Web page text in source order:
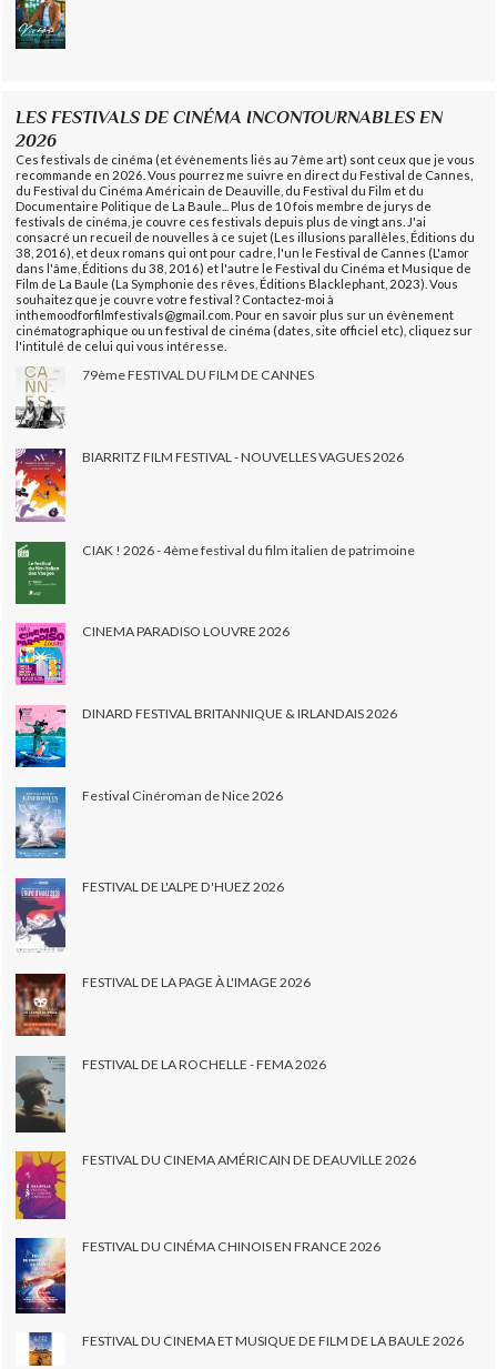
LES FESTIVALS DE CINÉMA INCONTOURNABLES EN
2026
Ces festivals de cinéma (et évènements liés au 7ème art) sont ceux que je vous
recommande en 2026. Vous pourrez me suivre en direct du Festival de Cannes,
du Festival du Cinéma Américain de Deauville, du Festival du Film et du
Documentaire Politique de La Baule... Plus de 10 fois membre de jurys de
festivals de cinéma, je couvre ces festivals depuis plus de vingt ans. J'ai
consacré un recueil de nouvelles à ce sujet (Les illusions parallèles, Éditions du
38, 2016), et deux romans qui ont pour cadre, l'un le Festival de Cannes (L'amor
dans l'âme, Éditions du 38, 2016) et l'autre le Festival du Cinéma et Musique de
Film de La Baule (La Symphonie des rêves, Éditions Blacklephant, 2023). Vous
souhaitez que je couvre votre festival ? Contactez-moi à
inthemoodforfilmfestivals@gmail.com. Pour en savoir plus sur un évènement
cinématographique ou un festival de cinéma (dates, site officiel etc), cliquez sur
l'intitulé de celui qui vous intéresse.
79ème FESTIVAL DU FILM DE CANNES
BIARRITZ FILM FESTIVAL - NOUVELLES VAGUES 2026
CIAK ! 2026 - 4ème festival du film italien de patrimoine
CINEMA PARADISO LOUVRE 2026
DINARD FESTIVAL BRITANNIQUE & IRLANDAIS 2026
Festival Cinéroman de Nice 2026
FESTIVAL DE L'ALPE D'HUEZ 2026
FESTIVAL DE LA PAGE À L'IMAGE 2026
FESTIVAL DE LA ROCHELLE - FEMA 2026
FESTIVAL DU CINEMA AMÉRICAIN DE DEAUVILLE 2026
FESTIVAL DU CINÉMA CHINOIS EN FRANCE 2026
FESTIVAL DU CINEMA ET MUSIQUE DE FILM DE LA BAULE 2026